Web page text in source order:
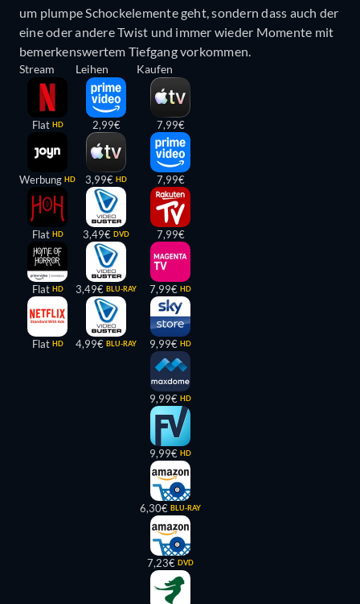
um plumpe Schockelemente geht, sondern dass auch der
eine oder andere Twist und immer wieder Momente mit
bemerkenswertem Tiefgang vorkommen.
Stream
Flat HD
Werbung HD
Flat HD
Flat HD
Flat HD
Leihen
2,99€
3,99€ HD
3,49€ DVD
3,49€ BLU-RAY
4,99€ BLU-RAY
Kaufen
7,99€
7,99€
7,99€
7,99€ HD
9,99€ HD
9,99€ HD
9,99€ HD
6,30€ BLU-RAY
7,23€ DVD